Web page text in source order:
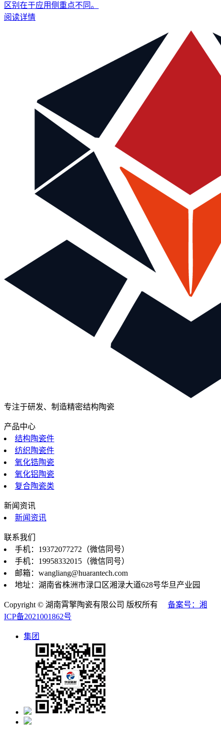
区别在于应用侧重点不同。
阅读详情
专注于研发、制造精密结构陶瓷
产品中心
结构陶瓷件
纺织陶瓷件
氧化锆陶瓷
氧化铝陶瓷
复合陶瓷类
新闻资讯
新闻资讯
联系我们
手机：19372077272（微信同号）
手机：19958332015（微信同号）
邮箱：wangliang@huarantech.com
地址：湖南省株洲市渌口区湘渌大道628号华旦产业园
Copyright © 湖南霄擎陶瓷有限公司 版权所有 备案号：湘
ICP备2021001862号
集团